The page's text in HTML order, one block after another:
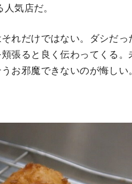
気店だ。
れだけではない。ダシだ
張ると良く伝わってくる
お邪魔できないのが悔しい。